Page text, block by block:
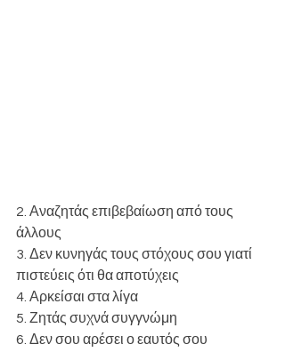
2. Αναζητάς επιβεβαίωση από τους
άλλους
3. Δεν κυνηγάς τους στόχους σου γιατί
πιστεύεις ότι θα αποτύχεις
4. Αρκείσαι στα λίγα
5. Ζητάς συχνά συγγνώμη
6. Δεν σου αρέσει ο εαυτός σου